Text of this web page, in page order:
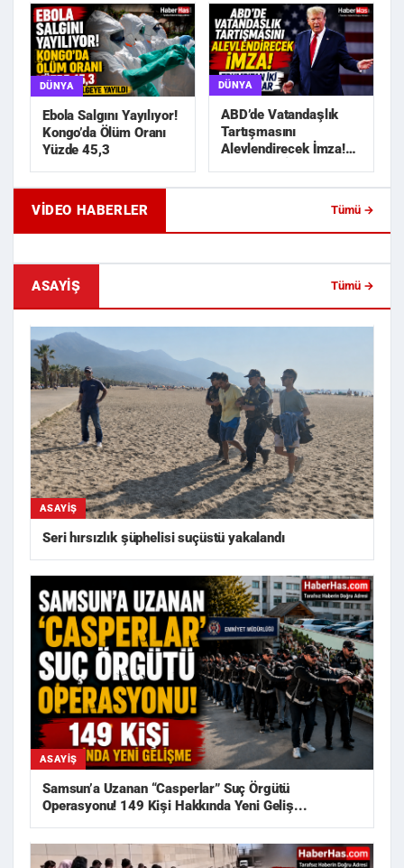
DÜNYA
Ebola Salgını Yayılıyor!
Kongo’da Ölüm Oranı
Yüzde 45,3
DÜNYA
ABD’de Vatandaşlık
Tartışmasını
Alevlendirecek İmza!
Karar
VIDEO HABERLER
Tümü →
Geride Bıraktığı Mektup Tefecilik
Samsun'da Lise
ASAYIŞ Tümü →
ASAYIŞ
Seri hırsızlık şüphelisi suçüstü yakalandı
ASAYIŞ
Samsun’a Uzanan “Casperlar” Suç Örgütü
Operasyonu! 149 Kişi Hakkında Yeni Geliş...